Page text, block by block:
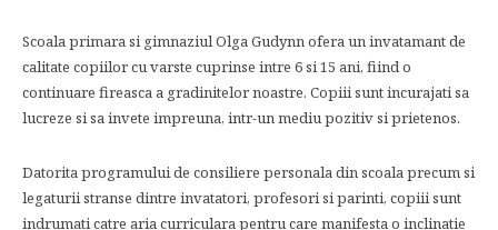
Scoala primara si gimnaziul Olga Gudynn ofera un invatamant de
calitate copiilor cu varste cuprinse intre 6 si 15 ani, fiind o
continuare fireasca a gradinitelor noastre. Copiii sunt incurajati sa
lucreze si sa invete impreuna, intr-un mediu pozitiv si prietenos.
Datorita programului de consiliere personala din scoala precum si
legaturii stranse dintre invatatori, profesori si parinti, copiii sunt
indrumati catre aria curriculara pentru care manifesta o inclinatie